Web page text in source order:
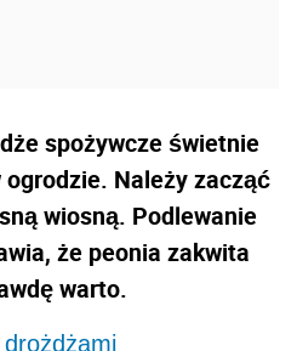
spożywcze świetnie
ogrodzie. Należy zacząć
wiosną. Podlewanie
że peonia zakwita
warto.